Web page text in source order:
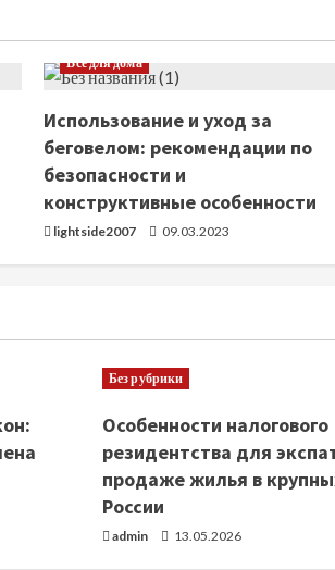
Все для дома
Использование и уход за
беговелом: рекомендации по
безопасности и
конструктивные особенности
lightside2007 09.03.2023
Без рубрики
Особенности налогового
резидентства для
продаже жилья в
России
admin 13.05.2026